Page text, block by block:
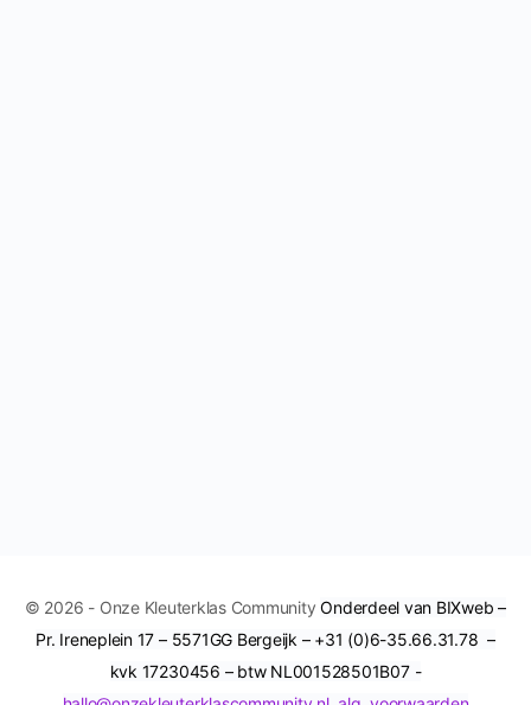
© 2026 - Onze Kleuterklas CommunityOnderdeel van BIXweb –
Pr. Ireneplein 17 – 5571GG Bergeijk – +31 (0)6-35.66.31.78 –
kvk 17230456 – btw NL001528501B07 -